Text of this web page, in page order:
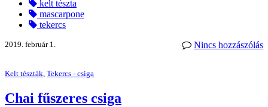
kelt tészta
mascarpone
tekercs
Nincs hozzászólás
2019. február 1.
Kelt tészták, Tekercs - csiga
Chai fűszeres csiga